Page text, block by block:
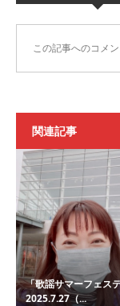
この記事へのコメン
関連記事
「歌謡サマーフェス
2025.7.27（...